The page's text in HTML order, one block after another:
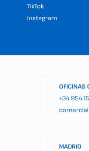
TikTok
Instagram
OFICINAS
+34 954
MADRID